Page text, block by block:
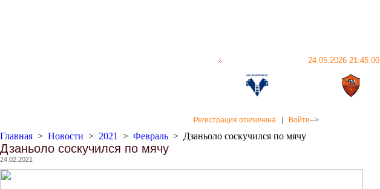
24.05.2026 21:45:00
Регистрация отключена Войти-->
Главная > Новости > 2021 > Февраль > Дзаньоло соскучился по мячу
Дзаньоло соскучился по мячу
24.02.2021